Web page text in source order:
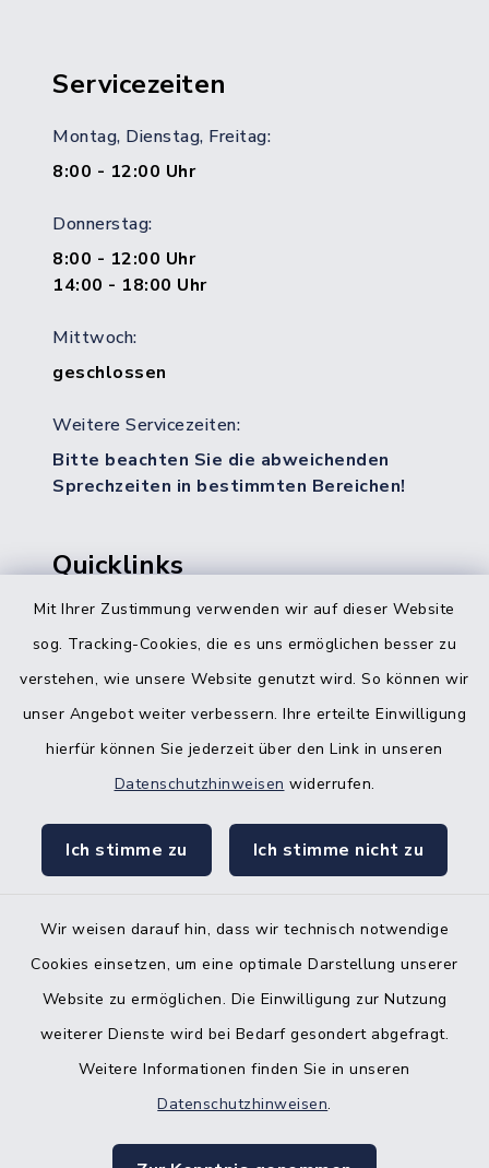
Mit Ihrer Zustimmung verwenden wir auf dieser Website
sog. Tracking-Cookies, die es uns ermöglichen besser zu
verstehen, wie unsere Website genutzt wird. So können wir
unser Angebot weiter verbessern. Ihre erteilte Einwilligung
hierfür können Sie jederzeit über den Link in unseren
Datenschutzhinweisen widerrufen.
Ich stimme zu Ich stimme nicht zu
Wir weisen darauf hin, dass wir technisch notwendige
Cookies einsetzen, um eine optimale Darstellung unserer
Website zu ermöglichen. Die Einwilligung zur Nutzung
weiterer Dienste wird bei Bedarf gesondert abgefragt.
Weitere Informationen finden Sie in unseren
Datenschutzhinweisen.
Servicezeiten
Montag, Dienstag, Freitag:
8:00 - 12:00 Uhr
Donnerstag:
8:00 - 12:00 Uhr
14:00 - 18:00 Uhr
Mittwoch:
geschlossen
Weitere Servicezeiten:
Bitte beachten Sie die abweichenden
Sprechzeiten in bestimmten Bereichen!
Quicklinks
Bürgerbüro Hohenwestedt
Bürgerbüro Hanerau-Hademarschen
Nebenstelle Padenstedt
Gleichstellungsbüro
Barrierefreiheit